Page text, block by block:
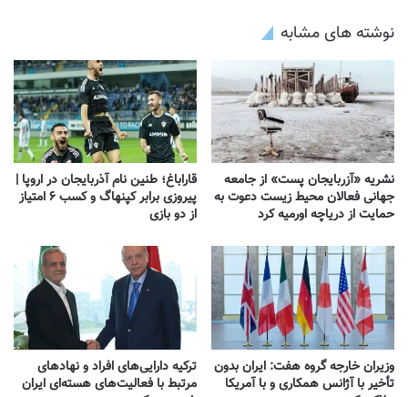
نوشته های مشابه
نشریه «آزربایجان پست» از جامعه
جهانی فعالان محیط زیست دعوت به
حمایت از دریاچه اورمیه کرد
قاراباغ؛ طنین نام آذربایجان در اروپا |
پیروزی برابر کپنهاگ و کسب ۶ امتیاز
از دو بازی
وزیران خارجه گروه هفت: ایران بدون
تأخیر با آژانس همکاری و با آمریکا
ترکیه دارایی‌های افراد و نهادهای
مرتبط با فعالیت‌های هسته‌ای ایران